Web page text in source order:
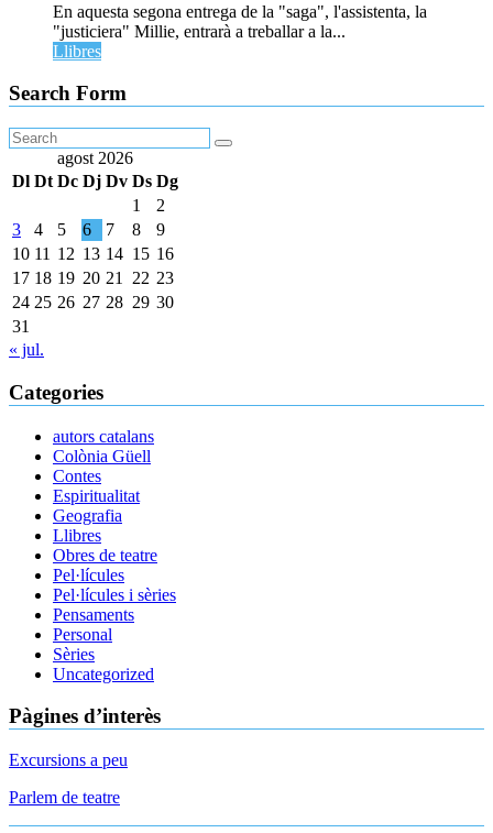
En aquesta segona entrega de la "saga", l'assistenta, la
"justiciera" Millie, entrarà a treballar a la...
Llibres
Search Form
agost 2026
Dl Dt Dc Dj Dv Ds Dg
1
2
3
4 5 6 7 8
9
10 11 12 13 14 15 16
17 18 19 20 21 22 23
24 25 26 27 28 29 30
31
« jul.
Categories
autors catalans
Colònia Güell
Contes
Espiritualitat
Geografia
Llibres
Obres de teatre
Pel·lícules
Pel·lícules i sèries
Pensaments
Personal
Sèries
Uncategorized
Pàgines d’interès
Excursions a peu
Parlem de teatre